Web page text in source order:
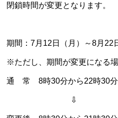
閉鎖時間が変更となります。
期間：7月12日（月）～8月22
※ただし、期間が変更になる場
通 常 8時30分から22時30
⇩